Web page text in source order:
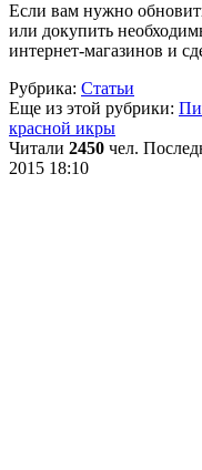
Если вам нужно
или докупить
интернет-магазинов и
Рубрика: Статьи
Еще из этой рубрики:
красной икры
Читали 2450 чел.
2015 18:10